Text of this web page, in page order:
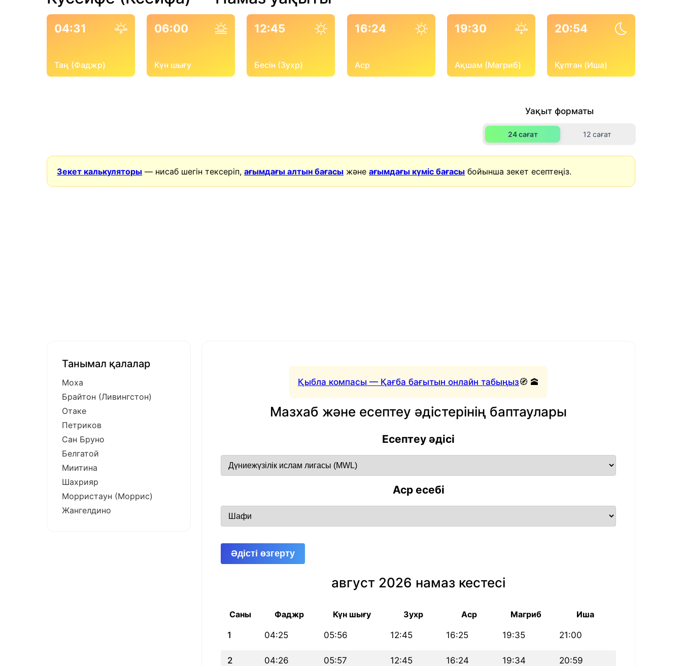
04:31
Таң (Фаджр)
06:00
Күн шығу
12:45
Бесін (Зухр)
16:24
Аср
19:30
Ақшам (Магриб)
20:54
Құптан (Иша)
Уақыт форматы
24 сағат 12 сағат
Зекет калькуляторы — нисаб шегін тексеріп,ағымдағы алтын бағасы жәнеағымдағы күміс бағасы бойынша зекет есептеңіз.
Қыбла компасы — Қағба бағытын онлайн табыңыз🧭 🕋
Мазхаб және есептеу әдістерінің баптаулары
Есептеу әдісі
Аср есебі
Әдісті өзгерту
август 2026 намаз кестесі
Саны Фаджр Күн шығу Зухр Аср Магриб Иша
1 04:25 05:56 12:45 16:25 19:35 21:00
2 04:26 05:57 12:45 16:24 19:34 20:59
Танымал қалалар
Моха
Брайтон (Ливингстон)
Отаке
Петриков
Сан Бруно
Белгатой
Миитина
Шахрияр
Морристаун (Моррис)
Жангелдино